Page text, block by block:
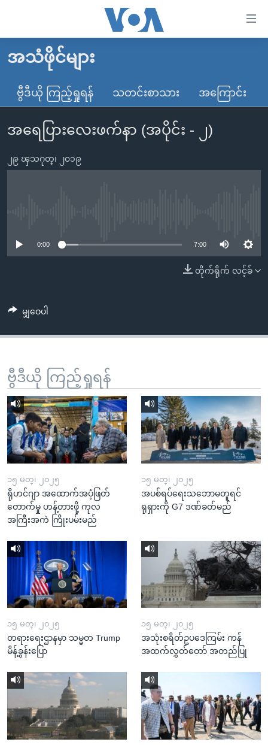
လွယ်ကူ
သည့်
များ
ပင်မ
ပင်မ
စာမျက်နှာ
ကျော်
ရန်
ရှာဖွေ
ရန်
နေရာ
သို့
ကျော်
ရန်
မူလစာမျက်နှာ
မြန်မာ
ကမ္ဘာ့သတင်းများ
နိုင်ငံတကာ
တရုတ်
ဗွီဒီယို
ရပ်ဝန်းတခု လမ်းတခု အလွန်
ရုပ်ရှင်ထဲက အင်္ဂလိပ်စာ
တီဗွီ
ရေဒီယို/တီဗွီအစီအစဉ်
ဗွီအိုအေ လူမှုကွန်ယက်များ
ဘာသာစကားများ
အသံဖိုင်များ
ဗွီဒီယို ကြည့်ရှုရန် သတင်းစာသား အကြောင်း
အရေပြားလေးဖက်နာ (အပိုင်း - ၂)
၂၉ ၾသဂုတ္၊ ၂၀၁၉
0:00 7:00
တိုက်ရိုက် လင့်ခ်
မျှဝေပါ
ဗွီဒီယို ကြည့်ရှုရန်
၁၅ မတ္၊ ၂၀၂၅
ရိုဟင်ဂျာ အထောက်အပံ့ဖြတ်
တောက်မှု ဟန့်တားဖို့ ကုလ
အကြီးအကဲ ကြိုးပမ်းမည်
၁၅ မတ္၊ ၂၀၂၅
အပစ်ရပ်ရေးသဘောမတူရင်
ရုရှားကို G7 ဒဏ်ခတ်မည်
၁၅ မတ္၊ ၂၀၂၅
တရားရေးဌာနမှာ သမ္မတ Trump
မိန့်ခွန်းပြော
၁၅ မတ္၊ ၂၀၂၅
အသုံးစရိတ်ဥပဒေကြမ်း ကန်
အထက်လွှတ်တော် အတည်ပြု